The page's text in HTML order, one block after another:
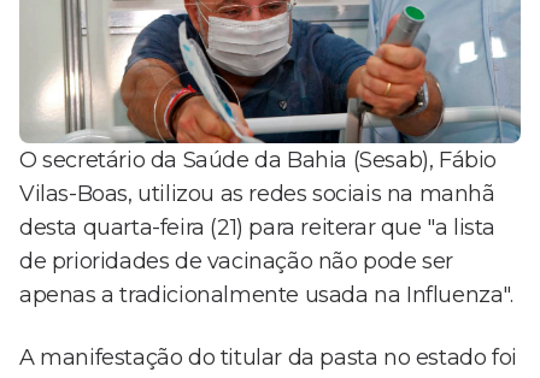
O secretário da Saúde da Bahia (Sesab), Fábio
Vilas-Boas, utilizou as redes sociais na manhã
desta quarta-feira (21) para reiterar que "a lista
de prioridades de vacinação não pode ser
apenas a tradicionalmente usada na Influenza".
A manifestação do titular da pasta no estado foi